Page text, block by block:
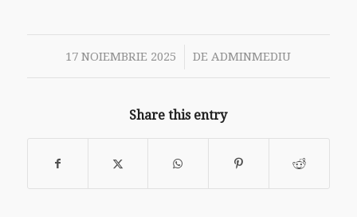
17 NOIEMBRIE 2025
/ DEADMINMEDIU
Share this entry